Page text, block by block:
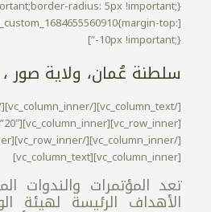
top:
-10px !important;}”]
سلطنة عُمان، ولاية صور ، 23-25 مايو 2023
[vc_column_inner][vc_column_text]
تعد المؤتمرات والندوات
الأهداف الرئيسة لهيئة